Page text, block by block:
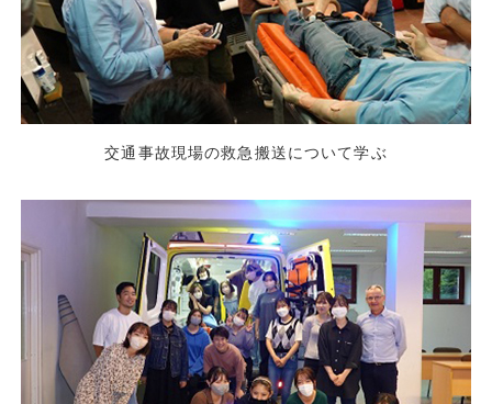
交通事故現場の救急搬送について学ぶ